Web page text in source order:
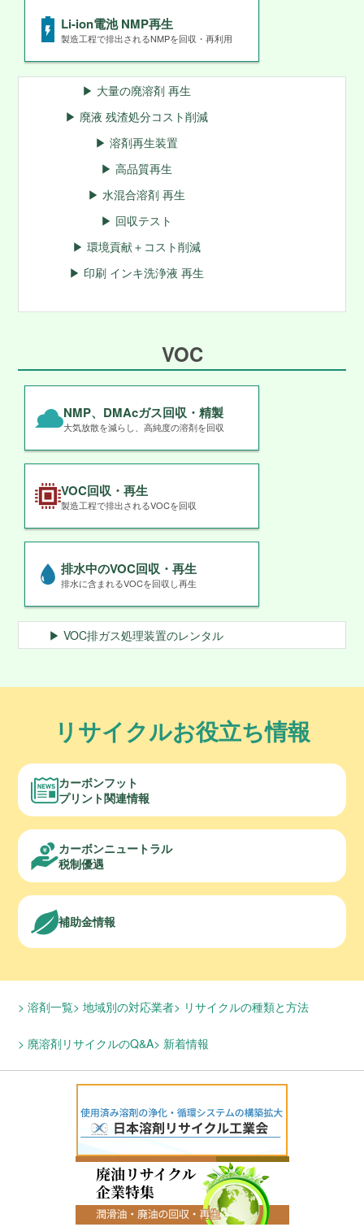
Li-ion電池 NMP再生
製造工程で排出されるNMPを回収・再利用
▶ 大量の廃溶剤 再生
▶ 廃液 残渣処分コスト削減
▶ 溶剤再生装置
▶ 高品質再生
▶ 水混合溶剤 再生
▶ 回収テスト
▶ 環境貢献＋コスト削減
▶ 印刷 インキ洗浄液 再生
VOC
NMP、DMAcガス回収・精製
大気放散を減らし、高純度の溶剤を回収
VOC回収・再生
製造工程で排出されるVOCを回収
排水中のVOC回収・再生
排水に含まれるVOCを回収し再生
▶ VOC排ガス処理装置のレンタル
リサイクルお役立ち情報
カーボンフット
プリント関連情報
カーボンニュートラル
税制優遇
補助金情報
溶剤一覧 地域別の対応業者 リサイクルの種類と方法
廃溶剤リサイクルのQ&A 新着情報